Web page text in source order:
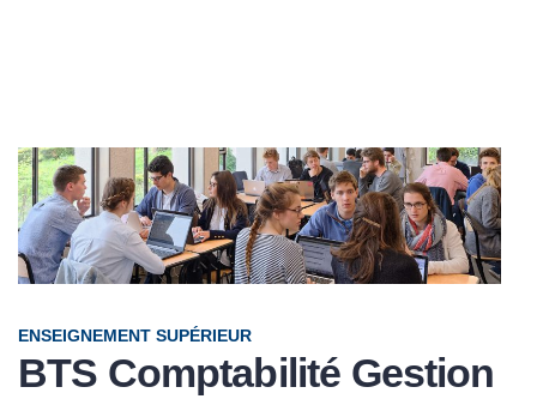
ENSEIGNEMENT SUPÉRIEUR
BTS Comptabilité Gestion